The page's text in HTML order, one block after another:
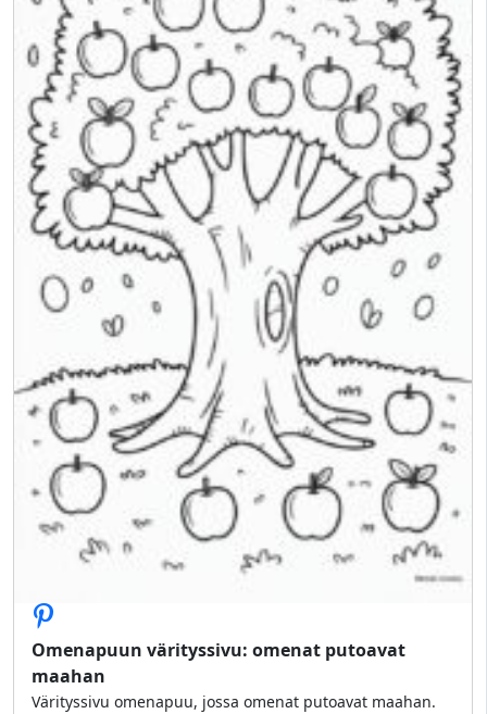
Omenapuun värityssivu: omenat putoavat
maahan
Värityssivu omenapuu, jossa omenat putoavat maahan.